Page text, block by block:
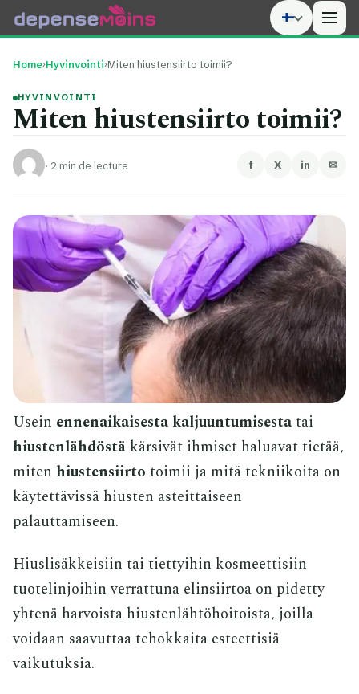
Home›Hyvinvointi›Miten hiustensiirto toimii?
HYVINVOINTI
Miten hiustensiirto toimii?
· 2 min de lecture f X in ✉
Usein ennenaikaisesta kaljuuntumisestatai
hiustenlähdöstä kärsivät ihmiset haluavat tietää,
miten hiustensiirto toimii ja mitä tekniikoita on
käytettävissä hiusten asteittaiseen
palauttamiseen.
Hiuslisäkkeisiin tai tiettyihin kosmeettisiin
tuotelinjoihin verrattuna elinsiirtoa on pidetty
yhtenä harvoista hiustenlähtöhoitoista, joilla
voidaan saavuttaa tehokkaita esteettisiä
vaikutuksia.